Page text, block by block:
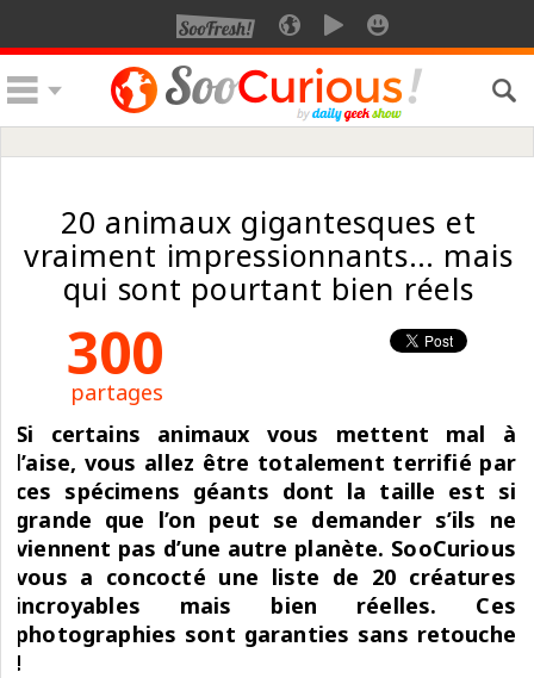
20 animaux gigantesques et
vraiment impressionnants… mais
qui sont pourtant bien réels
300
partages
Si certains animaux vous mettent mal à
l’aise, vous allez être totalement terrifié par
ces spécimens géants dont la taille est si
grande que l’on peut se demander s’ils ne
viennent pas d’une autre planète. SooCurious
vous a concocté une liste de 20 créatures
incroyables mais bien réelles. Ces
photographies sont garanties sans retouche
!